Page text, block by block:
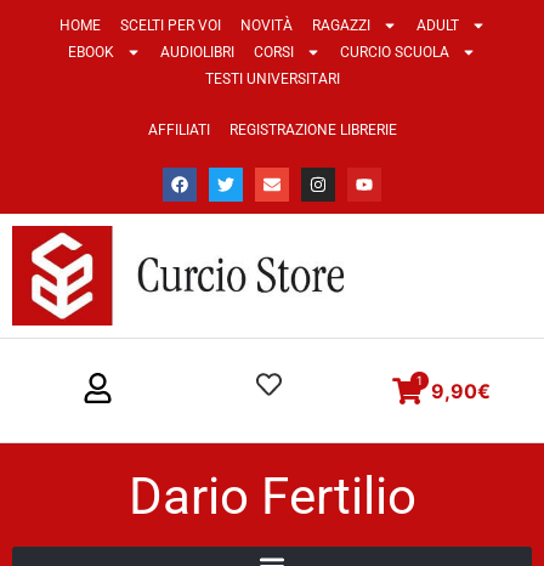
HOME SCELTI PER VOI NOVITÀ RAGAZZI
ADULT
EBOOK
AUDIOLIBRI CORSI
CURCIO SCUOLA
TESTI UNIVERSITARI
AFFILIATI REGISTRAZIONE LIBRERIE
9,90€
1
Dario Fertilio